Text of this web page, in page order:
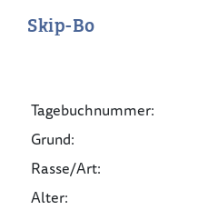
Skip-Bo
Tagebuchnummer:
Grund:
Rasse/Art:
Alter: